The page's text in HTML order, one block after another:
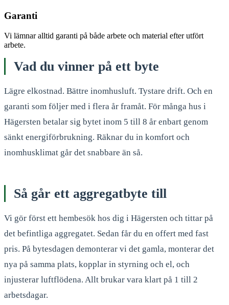
Garanti
Vi lämnar alltid garanti på både arbete och material efter utfört
arbete.
Vad du vinner på ett byte
Lägre elkostnad. Bättre inomhusluft. Tystare drift. Och en
garanti som följer med i flera år framåt. För många hus i
Hägersten betalar sig bytet inom 5 till 8 år enbart genom
sänkt energiförbrukning. Räknar du in komfort och
inomhusklimat går det snabbare än så.
Så går ett aggregatbyte till
Vi gör först ett hembesök hos dig i Hägersten och tittar på
det befintliga aggregatet. Sedan får du en offert med fast
pris. På bytesdagen demonterar vi det gamla, monterar det
nya på samma plats, kopplar in styrning och el, och
injusterar luftflödena. Allt brukar vara klart på 1 till 2
arbetsdagar.